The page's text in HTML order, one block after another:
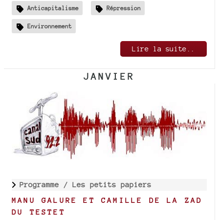
Anticapitalisme Répression
Environnement
Lire la suite..
JANVIER
Programme / Les petits papiers
MANU GALURE ET CAMILLE DE LA ZAD
DU TESTET